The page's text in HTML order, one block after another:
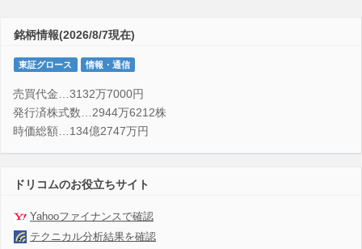
銘柄情報(2026/8/7現在)
東証グロース 情報・通信
売買代金…3132万7000円
発行済株式数…2944万6212株
時価総額…134億2747万円
ドリコムのお役立ちサイト
Yahooファイナンスで確認
テクニカル分析結果を確認